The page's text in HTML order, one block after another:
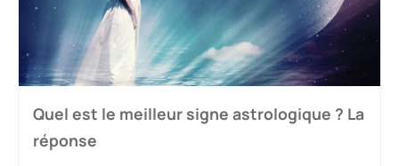
Quel est le meilleur signe astrologique ? La
réponse